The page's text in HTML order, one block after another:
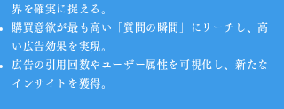
界を確実に捉える。
購買意欲が最も高い「質問の瞬間」にリーチし、高
い広告効果を実現。
広告の引用回数やユーザー属性を可視化し、新たな
インサイトを獲得。